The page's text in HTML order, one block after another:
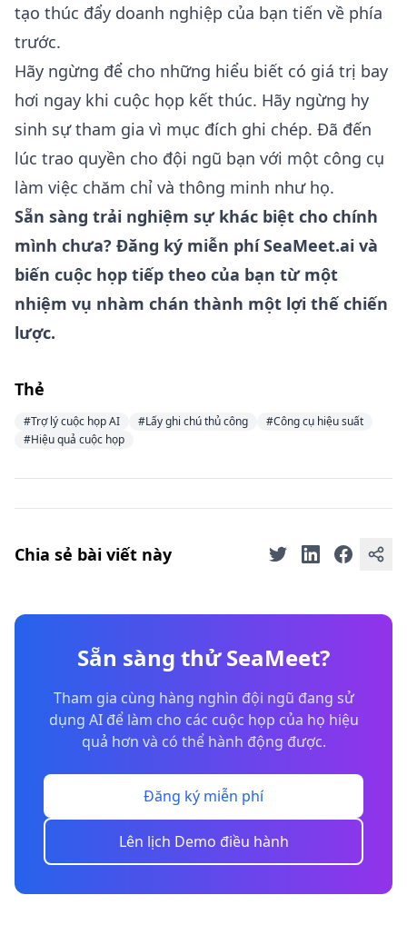
tạo thúc đẩy doanh nghiệp của bạn tiến về phía
trước.
Hãy ngừng để cho những hiểu biết có giá trị bay
hơi ngay khi cuộc họp kết thúc. Hãy ngừng hy
sinh sự tham gia vì mục đích ghi chép. Đã đến
lúc trao quyền cho đội ngũ bạn với một công cụ
làm việc chăm chỉ và thông minh như họ.
Sẵn sàng trải nghiệm sự khác biệt cho chính
mình chưa? Đăng ký miễn phí SeaMeet.ai và
biến cuộc họp tiếp theo của bạn từ một
nhiệm vụ nhàm chán thành một lợi thế chiến
lược.
Thẻ
#Trợ lý cuộc họp AI #Lấy ghi chú thủ công
#Công cụ hiệu suất
#Hiệu quả cuộc họp
Chia sẻ bài viết này
Sẵn sàng thử SeaMeet?
Tham gia cùng hàng nghìn đội ngũ đang sử
dụng AI để làm cho các cuộc họp của họ hiệu
quả hơn và có thể hành động được.
Đăng ký miễn phí
Lên lịch Demo điều hành